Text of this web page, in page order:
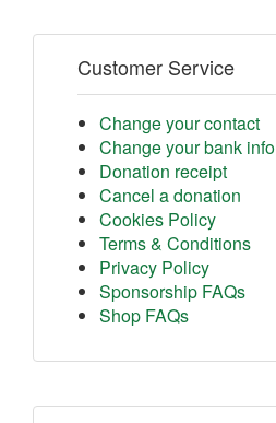
Customer Service
Change your contact
Change your bank info
Donation receipt
Cancel a donation
Cookies Policy
Terms & Conditions
Privacy Policy
Sponsorship FAQs
Shop FAQs